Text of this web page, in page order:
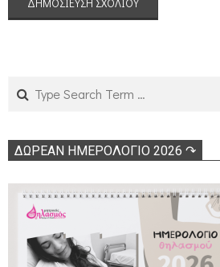
ΔΩΡΕΑΝ ΗΜΕΡΟΛΟΓΙΟ 2026 ↷